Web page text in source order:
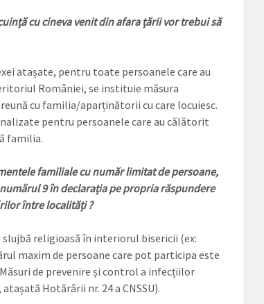
cu cineva venit din afara țării vor trebui să
atașate, pentru toate persoanele care au
României, se instituie măsura
cu familia/aparținătorii cu care locuiesc.
pentru persoanele care au călătorit
familia.
familiale cu număr limitat de persoane,
9 în declarația pe propria răspundere
între localități ?
religioasă în interiorul bisericii (ex:
maxim de persoane care pot participa este
de prevenire și control a infecțiilor
Hotărârii nr. 24 a CNSSU).